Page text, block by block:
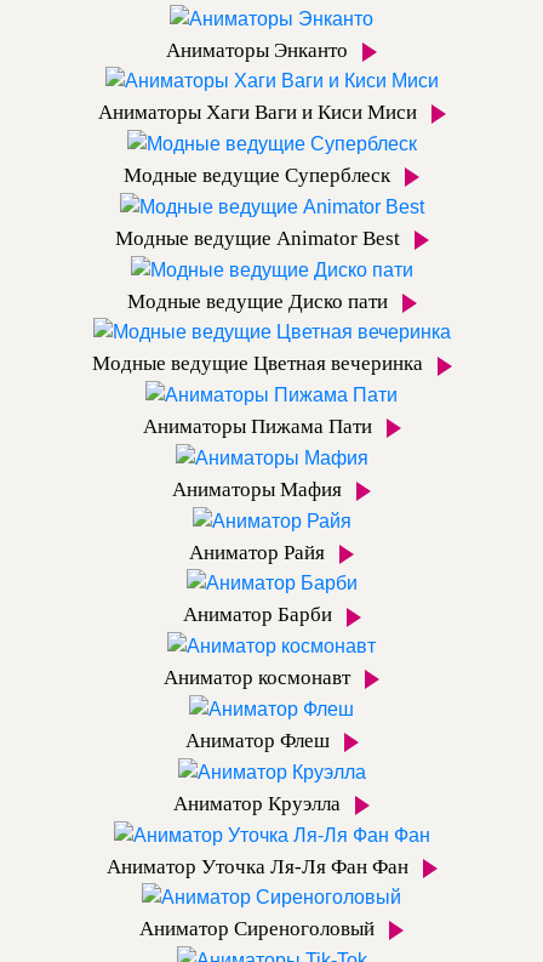
Аниматоры Энканто
Аниматоры Хаги Ваги и Киси Миси
Модные ведущие Суперблеск
Модные ведущие Animator Best
Модные ведущие Диско пати
Модные ведущие Цветная вечеринка
Аниматоры Пижама Пати
Аниматоры Мафия
Аниматор Райя
Аниматор Барби
Аниматор космонавт
Аниматор Флеш
Аниматор Круэлла
Аниматор Уточка Ля-Ля Фан Фан
Аниматор Сиреноголовый